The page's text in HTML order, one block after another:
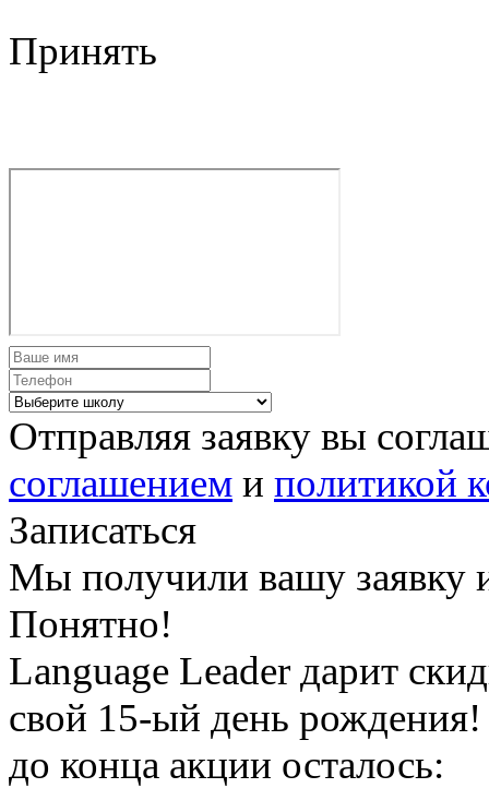
Принять
Отправляя заявку вы
соглашением и политикой
Записаться
Мы получили вашу заявку
Понятно!
Language Leader дарит
свой 15-ый день рождения!
до конца акции осталось: